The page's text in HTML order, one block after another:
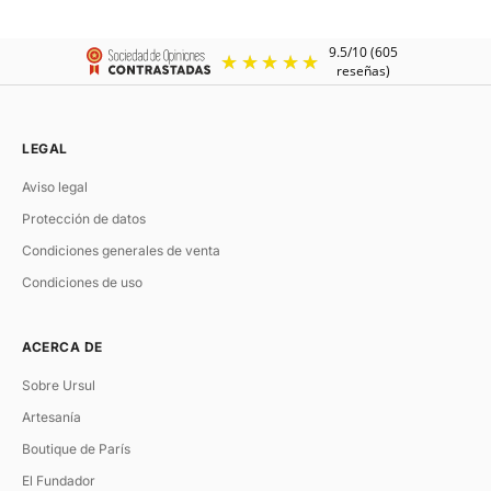
LEGAL
Aviso legal
Protección de datos
Condiciones generales de venta
Condiciones de uso
ACERCA DE
Sobre Ursul
Artesanía
Boutique de París
El Fundador